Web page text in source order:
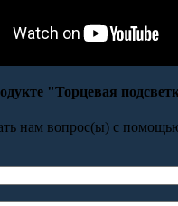
"Торцевая
нам вопрос(ы) с